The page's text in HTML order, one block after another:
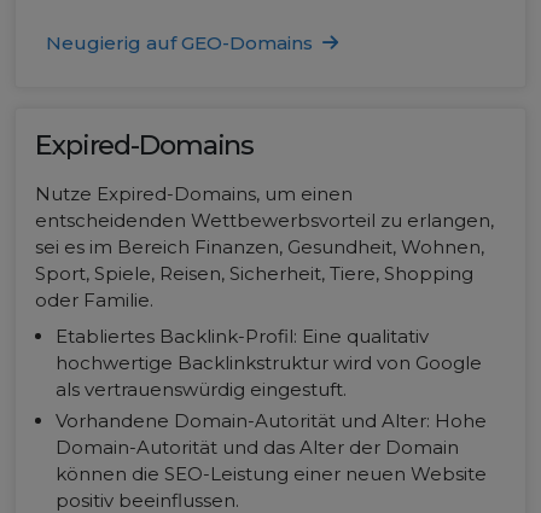
Neugierig auf GEO-Domains
Expired-Domains
Nutze Expired-Domains, um einen
entscheidenden Wettbewerbsvorteil zu erlangen,
sei es im Bereich Finanzen, Gesundheit, Wohnen,
Sport, Spiele, Reisen, Sicherheit, Tiere, Shopping
oder Familie.
Etabliertes Backlink-Profil: Eine qualitativ
hochwertige Backlinkstruktur wird von Google
als vertrauenswürdig eingestuft.
Vorhandene Domain-Autorität und Alter: Hohe
Domain-Autorität und das Alter der Domain
können die SEO-Leistung einer neuen Website
positiv beeinflussen.